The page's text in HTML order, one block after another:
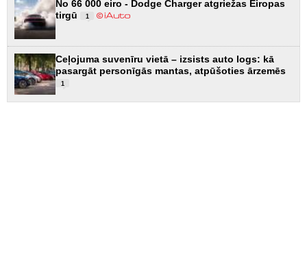
No 66 000 eiro - Dodge Charger atgriežas Eiropas
tirgū
1
Ceļojuma suvenīru vietā – izsists auto logs: kā
pasargāt personīgās mantas, atpūšoties ārzemēs
1